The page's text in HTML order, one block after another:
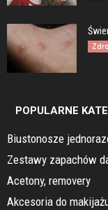
POPULARNE
Biustonosze
Zestawy zapachów
Acetony, removery
Akcesoria do